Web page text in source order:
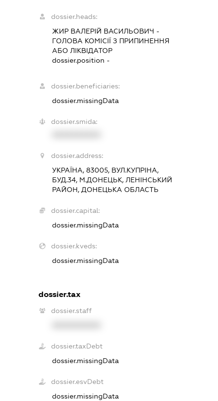
dossier.heads:
ЖИР ВАЛЕРІЙ ВАСИЛЬОВИЧ -
ГОЛОВА КОМІСІЇ З ПРИПИНЕННЯ
АБО ЛІКВІДАТОР
dossier.position -
dossier.beneficiaries:
dossier.missingData
dossier.smida:
dossier.address:
УКРАЇНА, 83005, ВУЛ.КУПРІНА,
БУД.34, М.ДОНЕЦЬК, ЛЕНІНСЬКИЙ
РАЙОН, ДОНЕЦЬКА ОБЛАСТЬ
dossier.capital:
dossier.missingData
dossier.kveds:
dossier.missingData
dossier.tax
dossier.staff
dossier.taxDebt
dossier.missingData
dossier.esvDebt
dossier.missingData